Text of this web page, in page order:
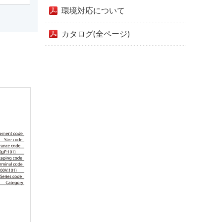
環境対応について
カタログ(全ページ)